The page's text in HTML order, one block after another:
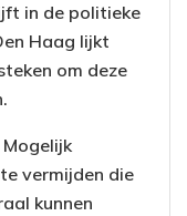
in de politieke
Haag lijkt
om deze
vermijden die
kunnen